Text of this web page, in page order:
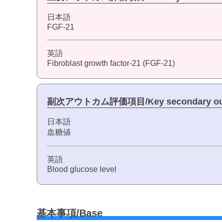
日本語
FGF-21
英語
Fibroblast growth factor-21 (FGF-21)
副次アウトカム評価項目/Key secondary
日本語
血糖値
英語
Blood glucose level
基本事項/Base